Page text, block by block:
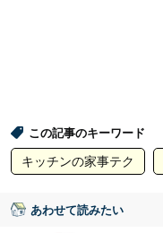
この記事のキーワード
キッチンの家事テク
あわせて読みたい